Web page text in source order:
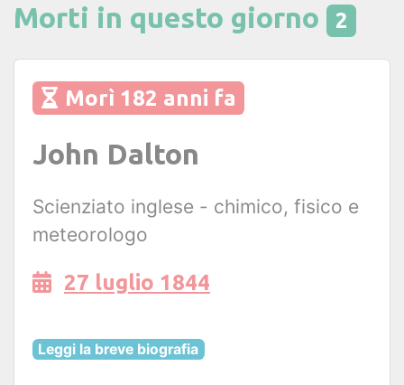
Morti in questo giorno 2
Morì 182 anni fa
John Dalton
Scienziato inglese - chimico, fisico e
meteorologo
27 luglio 1844
Leggi la breve biografia